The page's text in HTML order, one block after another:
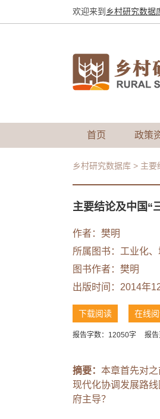
欢迎来到 乡村研究数据
首页 政策
乡村研究数据库 > 主要
主要结论及中国“
作者： 樊明
所属图书： 工业化
图书作者： 樊明
出版时间：2014年
下载阅读 在线
报告字数：12050字 报
摘要： 本章首先对
现代化协调发展路
府主导？